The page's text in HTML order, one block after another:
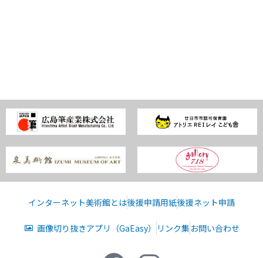
インターネット美術館とは後援申請用紙後援ネット申請
画像切り抜きアプリ（GaEasy） リンク集 お問い合わせ